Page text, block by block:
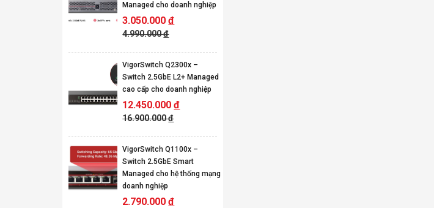
Managed cho doanh nghiệp
3.050.000đ
4.990.000đ
VigorSwitch Q2300x –
Switch 2.5GbE L2+ Managed
cao cấp cho doanh nghiệp
12.450.000đ
16.900.000đ
VigorSwitch Q1100x –
Switch 2.5GbE Smart
Managed cho hệ thống mạng
doanh nghiệp
2.790.000đ